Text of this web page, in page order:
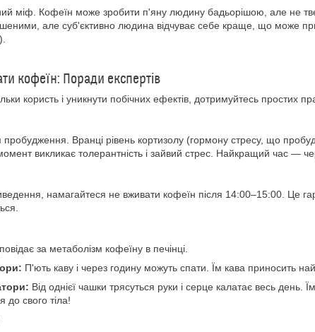
міф. Кофеїн може зробити п'яну людину бадьорішою, але не
але суб'єктивно людина відчуває себе краще, що може
кофеїн: Поради експертів
користь і уникнути побічних ефектів, дотримуйтесь простих
Вранці рівень кортизолу (гормону стресу, що
викликає толерантність і зайвий стрес. Найкращий час —
намагайтеся не вживати кофеїн після 14:00–15:00. Це
за метаболізм кофеїну в печінці.
П'ють каву і через годину можуть спати. Їм кава приносить
Від однієї чашки трясуться руки і серце калатає весь день.
до свого тіла!